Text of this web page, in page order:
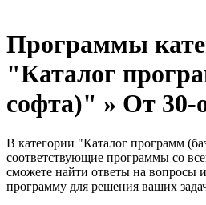
Программы
"Каталог
софта)" » От 30-
В категории "Каталог программ
соответствующие программы со
сможете найти ответы на вопросы
программу для решения ваших